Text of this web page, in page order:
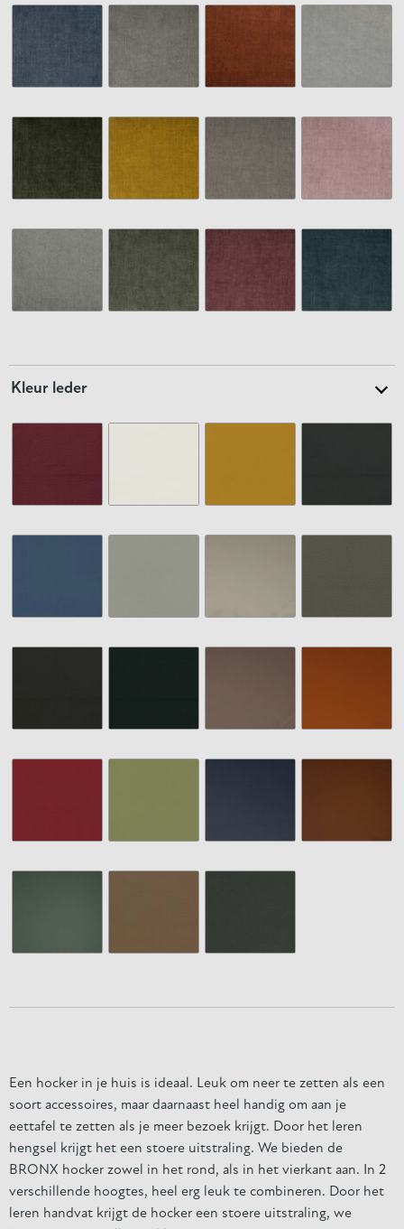
Kleur leder
Een hocker in je huis is ideaal. Leuk om neer te zetten als een
soort accessoires, maar daarnaast heel handig om aan je
eettafel te zetten als je meer bezoek krijgt. Door het leren
hengsel krijgt het een stoere uitstraling. We bieden de
BRONX hocker zowel in het rond, als in het vierkant aan. In 2
verschillende hoogtes, heel erg leuk te combineren. Door het
leren handvat krijgt de hocker een stoere uitstraling, we